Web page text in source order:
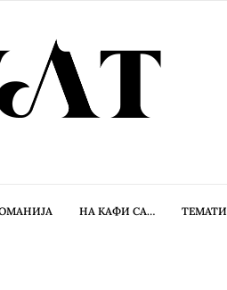
НА КАФИ СА… ТЕМАТИ